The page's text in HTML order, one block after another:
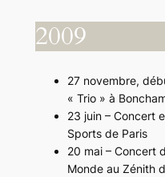
2009
27 novembre,
« Trio » à
23 juin – Concert
Sports de Paris
20 mai – Concert
Monde au Zénith